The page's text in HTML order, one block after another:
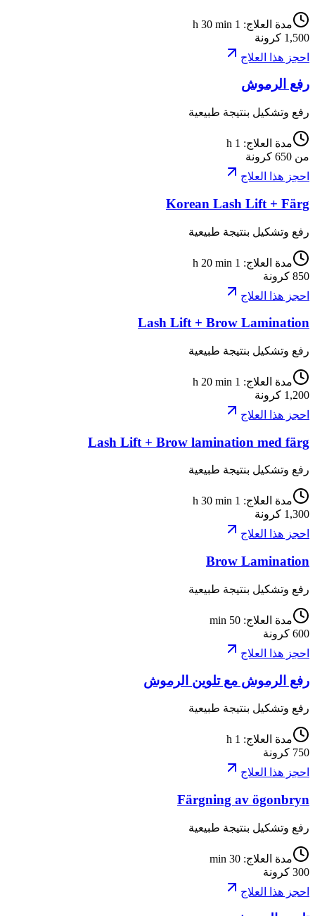
مدة العلاج:
1 h 30 min
1,500 كرونة
احجز هذا العلاج
رفع الرموش
رفع وتشكيل بنتيجة طبيعية
مدة العلاج:
1 h
من 650 كرونة
احجز هذا العلاج
Korean Lash Lift + Färg
رفع وتشكيل بنتيجة طبيعية
مدة العلاج:
1 h 20 min
850 كرونة
احجز هذا العلاج
Lash Lift + Brow Lamination
رفع وتشكيل بنتيجة طبيعية
مدة العلاج:
1 h 20 min
1,200 كرونة
احجز هذا العلاج
Lash Lift + Brow lamination med färg
رفع وتشكيل بنتيجة طبيعية
مدة العلاج:
1 h 30 min
1,300 كرونة
احجز هذا العلاج
Brow Lamination
رفع وتشكيل بنتيجة طبيعية
مدة العلاج:
50 min
600 كرونة
احجز هذا العلاج
رفع الرموش مع تلوين الرموش
رفع وتشكيل بنتيجة طبيعية
مدة العلاج:
1 h
750 كرونة
احجز هذا العلاج
Färgning av ögonbryn
رفع وتشكيل بنتيجة طبيعية
مدة العلاج:
30 min
300 كرونة
احجز هذا العلاج